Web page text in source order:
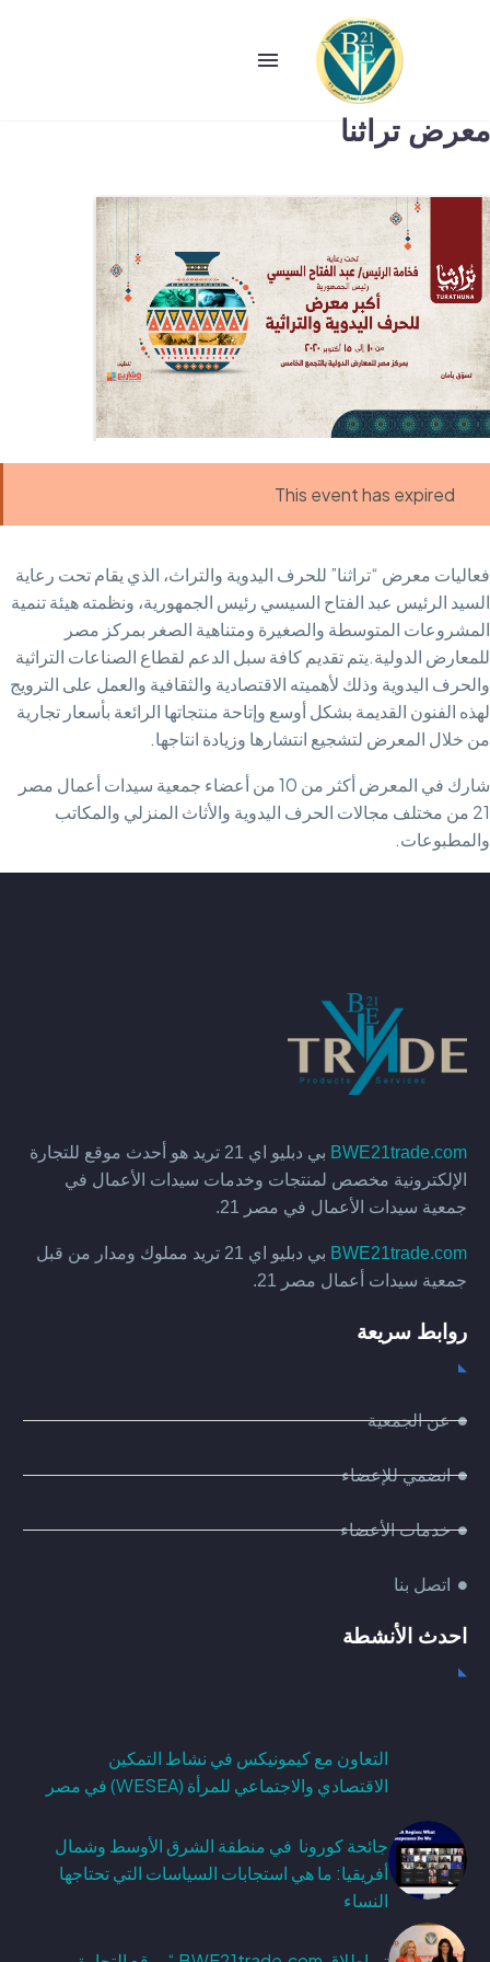
معرض تراثنا
This event has expired
فعاليات معرض “تراثنا” للحرف اليدوية والتراث، الذي يقام تحت رعاية
السيد الرئيس عبد الفتاح السيسي رئيس الجمهورية، ونظمته هيئة تنمية
المشروعات المتوسطة والصغيرة ومتناهية الصغر بمركز مصر
للمعارض الدولية.يتم تقديم كافة سبل الدعم لقطاع الصناعات التراثية
والحرف اليدوية وذلك لأهميته الاقتصادية والثقافية والعمل على الترويج
لهذه الفنون القديمة بشكل أوسع وإتاحة منتجاتها الرائعة بأسعار تجارية
من خلال المعرض لتشجيع انتشارها وزيادة انتاجها.
شارك في المعرض أكثر من 10 من أعضاء جمعية سيدات أعمال مصر
21 من مختلف مجالات الحرف اليدوية والأثاث المنزلي والمكاتب
والمطبوعات.
BWE21trade.com
بي دبليو اي 21 تريد هو أحدث موقع للتجارة
الإلكترونية مخصص لمنتجات وخدمات سيدات الأعمال في
جمعية سيدات الأعمال في مصر 21.
BWE21trade.com
بي دبليو اي 21 تريد مملوك ومدار من قبل
جمعية سيدات أعمال مصر 21.
روابط سريعة
عن الجمعية
انضمي للإعضاء
خدمات الأعضاء
اتصل بنا
احدث الأنشطة
التعاون مع كيمونيكس في نشاط التمكين
الاقتصادي والاجتماعي للمرأة (WESEA) في مصر
جائحة كورونا في منطقة الشرق الأوسط وشمال
أفريقيا: ما هي استجابات السياسات التي تحتاجها
النساء